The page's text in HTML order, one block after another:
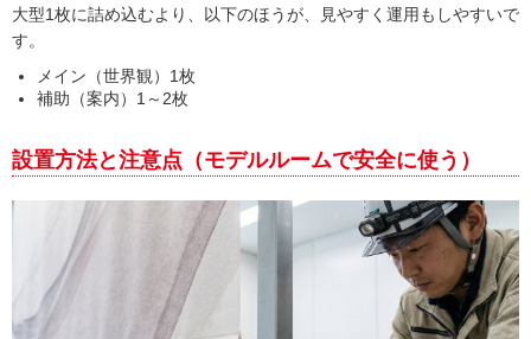
大型1枚に詰め込むより、以下のほうが、見やすく運用もしやすいで
す。
メイン（世界観）1枚
補助（案内）1～2枚
設置方法と注意点（モデルルームで安全に使う）